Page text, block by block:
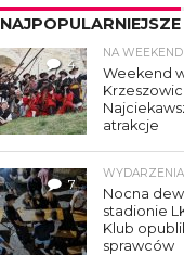
NAJPOPULARNIEJSZE
4
NA WEEKEND
Weekend
atrakcje
7
WYDARZENIA
Nocna
stadionie
Klub
sprawców